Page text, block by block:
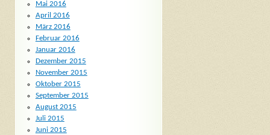
Mai 2016
April 2016
März 2016
Februar 2016
Januar 2016
Dezember 2015
November 2015
Oktober 2015
September 2015
August 2015
Juli 2015
Juni 2015